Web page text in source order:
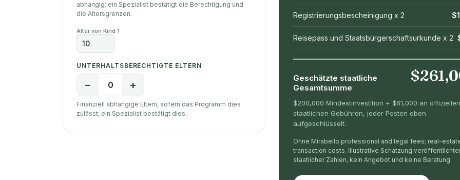
abhängig; ein Spezialist bestätigt die Berechtigung und
die Altersgrenzen.
Alter von Kind 1
UNTERHALTSBERECHTIGTE ELTERN
− 0 +
Finanziell abhängige Eltern, sofern das Programm dies
zulässt; ein Spezialist bestätigt dies.
Registrierungsbescheinigung x 2
Reisepass und Staatsbürgerschaftsurkunde x 2
Geschätzte staatliche
Gesamtsumme
$200,000 Mindestinvestition + $61,000 an offiziellen
staatlichen Gebühren, jeder Posten oben
aufgeschlüsselt.
Ohne Mirabello professional and legal fees; real-
transaction costs. Illustrative Schätzung
staatlicher Zahlen, kein Angebot und keine Beratung.